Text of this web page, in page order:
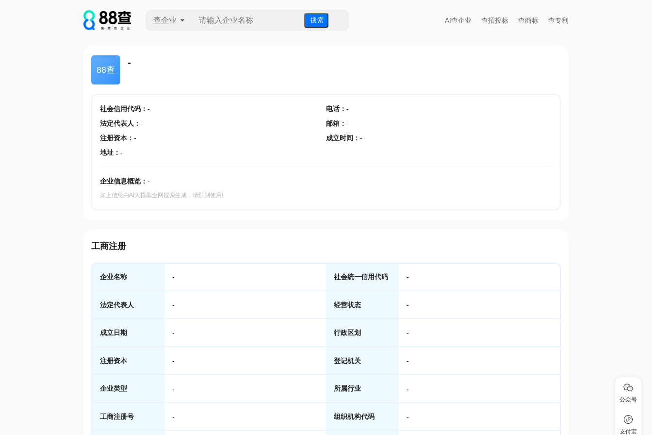
查企业 搜 索 AI查企业 查招投标 查商标 查专利
88查
-
社会信用代码： - 电话： -
法定代表人 ： - 邮箱 ： -
注册资本： - 成立时间 ： -
地址： -
企业信息概览： -
如上信息由AI大模型全网搜索生成，请甄别使用!
工商注册
企业名称 - 社会统一信用代码 -
法定代表人 - 经营状态 -
成立日期 - 行政区划 -
注册资本 - 登记机关 -
企业类型 - 所属行业 -
工商注册号 - 组织机构代码 -
公众号
支付宝